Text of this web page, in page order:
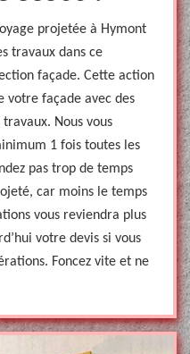
projetée à Hymont
travaux dans ce
façade. Cette action
votre façade avec des
Nous vous
1 fois toutes les
pas trop de temps
car moins le temps
vous reviendra plus
votre devis si vous
Foncez vite et ne